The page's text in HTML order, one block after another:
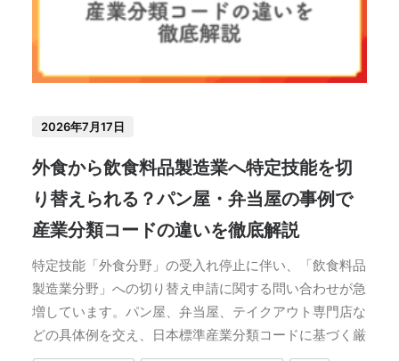
2026年7月17日
外食から飲食料品製造業へ特定技能を切
り替えられる？パン屋・弁当屋の事例で
産業分類コードの違いを徹底解説
特定技能「外食分野」の受入れ停止に伴い、「飲食料品
製造業分野」への切り替え申請に関する問い合わせが急
増しています。パン屋、弁当屋、テイクアウト専門店な
どの具体例を交え、日本標準産業分類コードに基づく厳